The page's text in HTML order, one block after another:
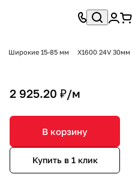
Широкие 15-85 мм X1600 24V
2 925.20 ₽/м
В корзину
Купить в 1 клик